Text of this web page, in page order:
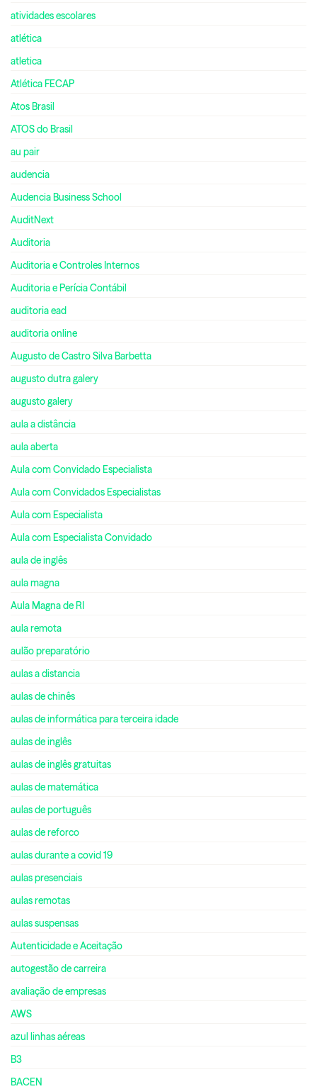
atividades escolares
atlética
atletica
Atlética FECAP
Atos Brasil
ATOS do Brasil
au pair
audencia
Audencia Business School
AuditNext
Auditoria
Auditoria e Controles Internos
Auditoria e Perícia Contábil
auditoria ead
auditoria online
Augusto de Castro Silva Barbetta
augusto dutra galery
augusto galery
aula a distância
aula aberta
Aula com Convidado Especialista
Aula com Convidados Especialistas
Aula com Especialista
Aula com Especialista Convidado
aula de inglês
aula magna
Aula Magna de RI
aula remota
aulão preparatório
aulas a distancia
aulas de chinês
aulas de informática para terceira idade
aulas de inglês
aulas de inglês gratuitas
aulas de matemática
aulas de português
aulas de reforco
aulas durante a covid 19
aulas presenciais
aulas remotas
aulas suspensas
Autenticidade e Aceitação
autogestão de carreira
avaliação de empresas
AWS
azul linhas aéreas
B3
BACEN